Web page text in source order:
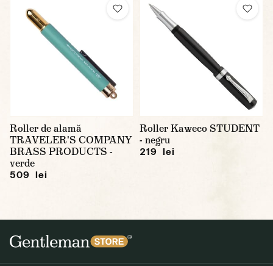
Roller de alamă
TRAVELER'S COMPANY
BRASS PRODUCTS -
verde
509 lei
Roller Kaweco STUDENT
- negru
219 lei